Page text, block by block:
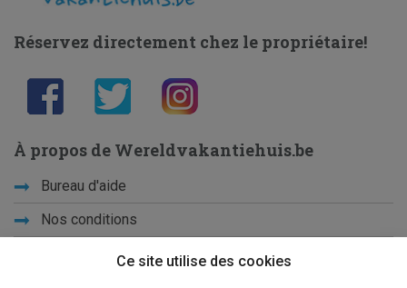
Ce site utilise des cookies
Réservez directement chez le propriétaire!
À propos de Wereldvakantiehuis.be
Bureau d'aide
Nos conditions
Vacances d'école